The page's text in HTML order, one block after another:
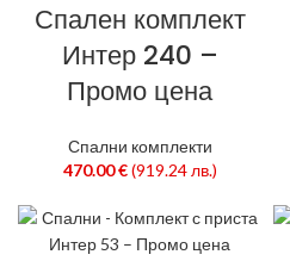
Спален комплект
Интер 240 –
Промо цена
Спални комплекти
470.00€ (919.24 лв.)